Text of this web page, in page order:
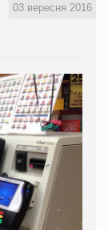
03 вересня 2016